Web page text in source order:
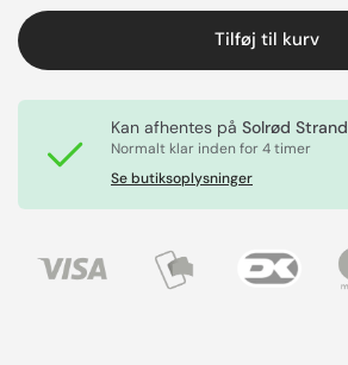
Tilføj til kurv
Kan afhentes påSolrød Strand
Normalt klar inden for 4 timer
Se butiksoplysninger